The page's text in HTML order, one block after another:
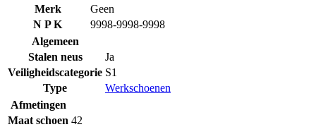
Merk
Geen
N P K
9998-9998-9998
Algemeen
Stalen neus
Ja
Veiligheidscategorie S1
Type
Werkschoenen
Afmetingen
Maat schoen 42